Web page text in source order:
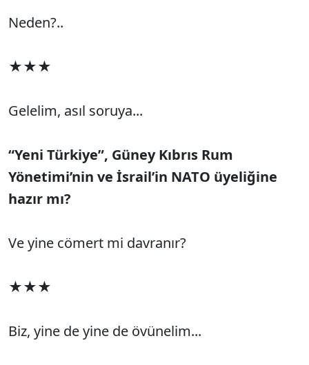
Neden?..
★★★
Gelelim, asıl soruya...
“Yeni Türkiye”, Güney Kıbrıs Rum
Yönetimi’nin ve İsrail’in NATO üyeliğine
hazır mı?
Ve yine cömert mi davranır?
★★★
Biz, yine de yine de övünelim...